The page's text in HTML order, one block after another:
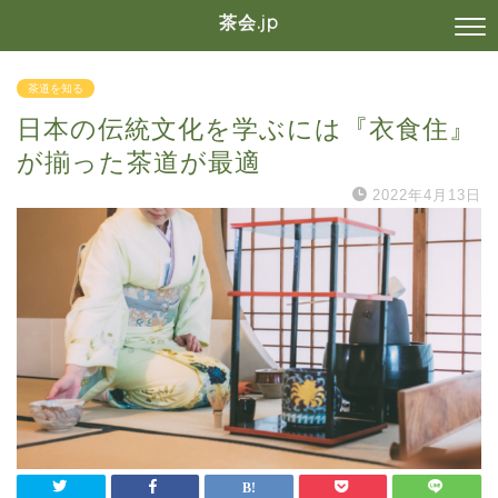
茶会.jp
茶道を知る
日本の伝統文化を学ぶには『衣食住』
が揃った茶道が最適
2022年4月13日